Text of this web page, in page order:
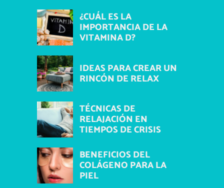
¿CUÁL ES LA
IMPORTANCIA DE LA
VITAMINA D?
IDEAS PARA CREAR UN
RINCÓN DE RELAX
TÉCNICAS DE
RELAJACIÓN EN
TIEMPOS DE CRISIS
BENEFICIOS DEL
COLÁGENO PARA LA
PIEL